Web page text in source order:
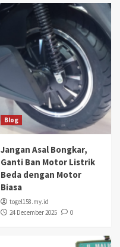
Blog
Jangan Asal Bongkar,
Ganti Ban Motor Listrik
Beda dengan Motor
Biasa
togel158.my.id
24 December 2025
0